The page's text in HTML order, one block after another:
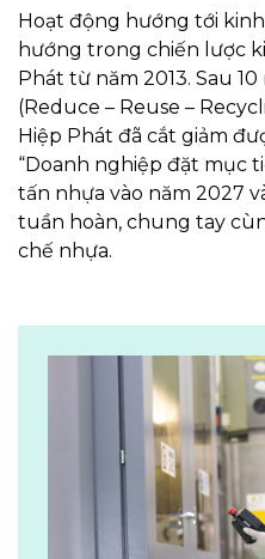
Hoạt động hướng tới
hướng trong chiến lược
Phát từ năm 2013. Sau
(Reduce – Reuse –
Hiệp Phát đã cắt giảm
“Doanh nghiệp đặt mục
tấn nhựa vào năm 2027
tuần hoàn, chung tay
chế nhựa.